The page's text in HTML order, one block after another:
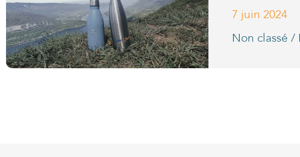
7 juin 2024
Non classé /